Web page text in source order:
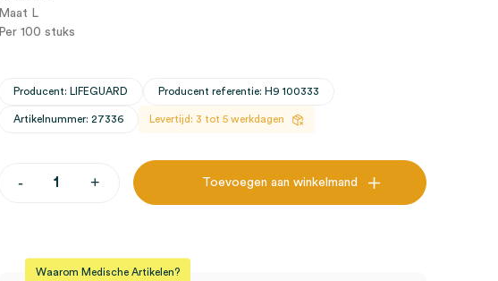
Maat L
Per 100 stuks
Producent: LIFEGUARD Producent referentie: H9 100333
Artikelnummer: 27336 Levertijd: 3 tot 5 werkdagen
-Lifeguard
gepoederd,
wit,
+ Toevoegen aan winkelmand
Waarom Medische Artikelen?